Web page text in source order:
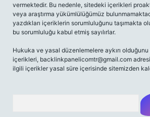
vermektedir. Bu nedenle, sitedeki içerikleri
veya araştırma yükümlülüğümüz
yazdıkları içeriklerin sorumluluğunu taşımakta
bu sorumluluğu kabul etmiş sayılırlar.
Hukuka ve yasal düzenlemelere aykırı
içerikleri, backlinkpanelicomtr@gmail.com
ilgili içerikler yasal süre içerisinde sitemizden